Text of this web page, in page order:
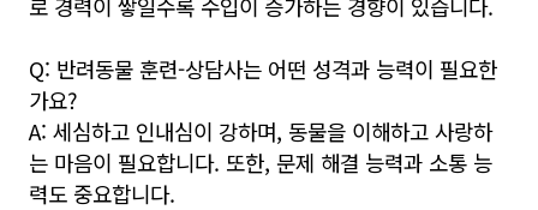
Q: 반려동물 훈련-상담사는 어떤 성격과 능력이 필요한
가요?
A: 세심하고 인내심이 강하며, 동물을 이해하고 사랑하
는 마음이 필요합니다. 또한, 문제 해결 능력과 소통 능
력도 중요합니다.